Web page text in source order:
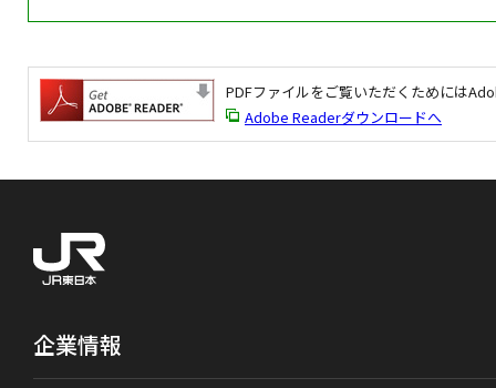
PDFファイルをご覧いただくためには
Adobe Readerダウンロードへ
企業情報